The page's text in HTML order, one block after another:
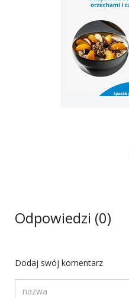
Odpowiedzi (0)
Dodaj swój komentarz